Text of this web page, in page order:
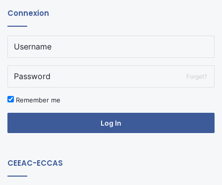
Connexion
Forget?
Remember me
Log In
CEEAC-ECCAS